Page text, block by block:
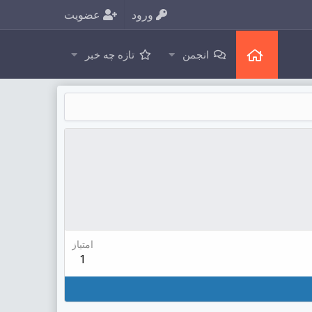
ورود عضویت
انجمن تازه چه خبر
امتیاز
1